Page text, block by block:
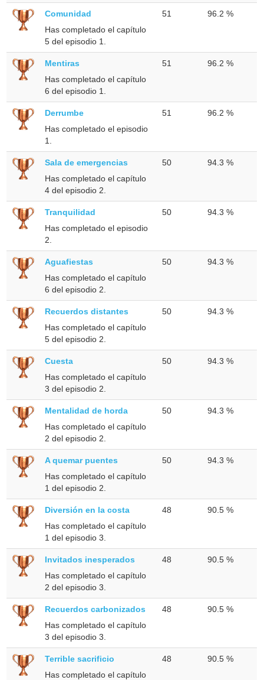
Comunidad
Has completado el capítulo
5 del episodio 1.
51 96.2 %
Mentiras
Has completado el capítulo
6 del episodio 1.
51 96.2 %
Derrumbe
Has completado el episodio
1.
51 96.2 %
Sala de emergencias
Has completado el capítulo
4 del episodio 2.
50 94.3 %
Tranquilidad
Has completado el episodio
2.
50 94.3 %
Aguafiestas
Has completado el capítulo
6 del episodio 2.
50 94.3 %
Recuerdos distantes
Has completado el capítulo
5 del episodio 2.
50 94.3 %
Cuesta
Has completado el capítulo
3 del episodio 2.
50 94.3 %
Mentalidad de horda
Has completado el capítulo
2 del episodio 2.
50 94.3 %
A quemar puentes
Has completado el capítulo
1 del episodio 2.
50 94.3 %
Diversión en la costa
Has completado el capítulo
1 del episodio 3.
48 90.5 %
Invitados inesperados
Has completado el capítulo
2 del episodio 3.
48 90.5 %
Recuerdos carbonizados
Has completado el capítulo
3 del episodio 3.
48 90.5 %
Terrible sacrificio
Has completado el capítulo
48 90.5 %